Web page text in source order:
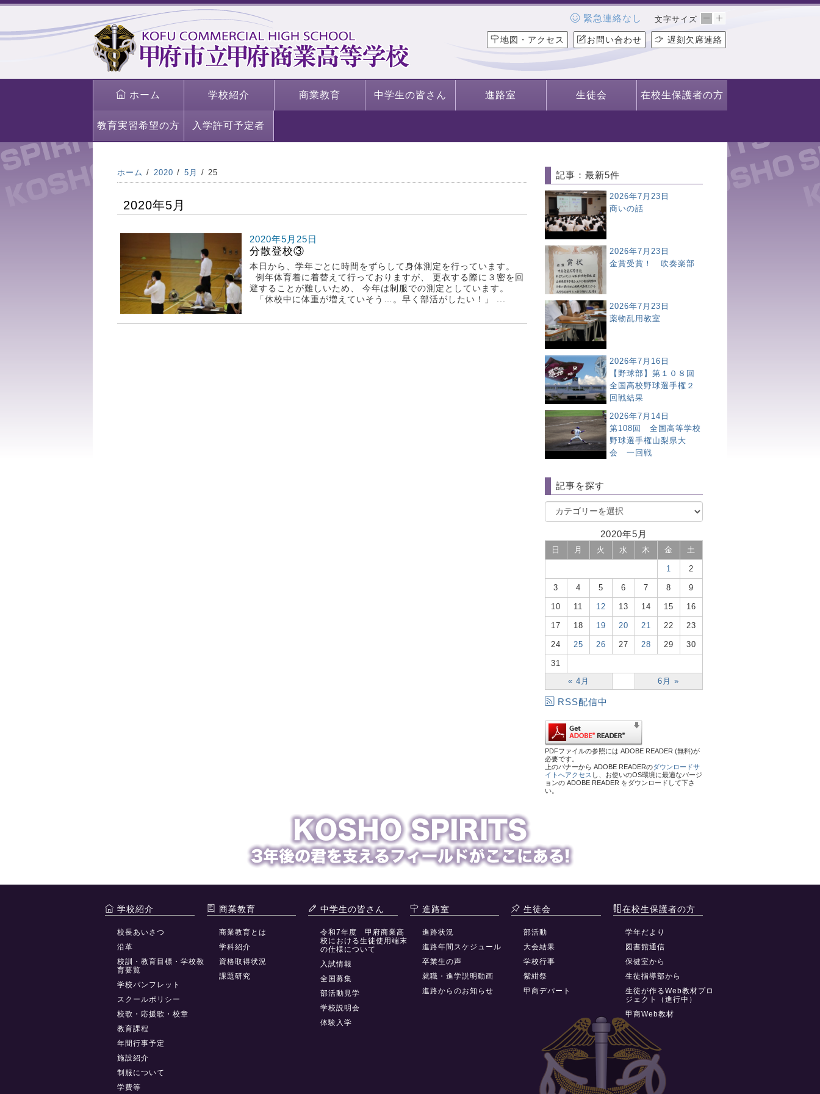
文字サイズ
地図・アクセス お問い合わせ 遅刻欠席連絡
緊急連絡なし
ホーム 学校紹介 商業教育 中学生の皆さん 進路室 生徒会 在校生保護者の方
教育実習希望の方 入学許可予定者
ホーム 2020 5月 25
2020年5月
2020年5月25日
分散登校③
本日から、学年ごとに時間をずらして身体測定を行っています。
例年体育着に着替えて行っておりますが、 更衣する際に３密を回
避することが難しいため、 今年は制服での測定としています。
「休校中に体重が増えていそう…。早く部活がしたい！」 ...
記事：最新5件
2026年7月23日
商いの話
2026年7月23日
金賞受賞！ 吹奏楽部
2026年7月23日
薬物乱用教室
2026年7月16日
【野球部】第１０８回
全国高校野球選手権２
回戦結果
2026年7月14日
第108回 全国高等学校
野球選手権山梨県大
会 一回戦
記事を探す
2020年5月
日 月 火 水 木 金 土
« 4月 6月 »
1 2
3 4 5 6 7 8 9
10 11 12 13 14 15 16
17 18 19 20 21 22 23
24 25 26 27 28 29 30
31
RSS配信中
PDFファイルの参照には ADOBE READER (無料)が
必要です。
上のバナーから ADOBE READERのダウンロードサ
イトへアクセス し、お使いのOS環境に最適なバージ
ョンの ADOBE READER をダウンロードして下さ
い。
学校紹介
校長あいさつ
沿革
校訓・教育目標・学校教
育要覧
学校パンフレット
スクールポリシー
校歌・応援歌・校章
教育課程
年間行事予定
施設紹介
制服について
学費等
商業教育
商業教育とは
学科紹介
資格取得状況
課題研究
中学生の皆さん
令和7年度 甲府商業高
校における生徒使用端末
の仕様について
入試情報
全国募集
部活動見学
学校説明会
体験入学
進路室
進路状況
進路年間スケジュール
卒業生の声
就職・進学説明動画
進路からのお知らせ
生徒会
部活動
大会結果
学校行事
紫紺祭
甲商デパート
在校生保護者の方
学年だより
図書館通信
保健室から
生徒指導部から
生徒が作るWeb教材プロ
ジェクト（進行中）
甲商Web教材